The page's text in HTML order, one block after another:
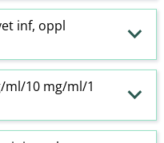
inf, oppl
ml/10 mg/ml/1